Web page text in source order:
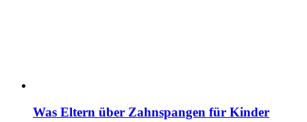
Was Eltern über Zahnspangen für Kinder